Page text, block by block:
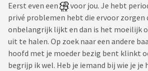
Eerst even een
voor jou. Je hebt
privé problemen hebt die ervoor zorgen
onbelangrijk lijkt en dan is het moeilijk
uit te halen. Op zoek naar een andere
hoofd met je moeder bezig bent klinkt
begrijp ik wel. Heb je iemand bij wie je